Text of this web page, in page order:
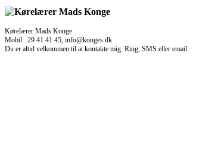
Kørelærer Mads Konge
Mobil: 29 41 41 45, info@konges.dk
Du er altid velkommen til at kontakte mig. Ring, SMS eller email.